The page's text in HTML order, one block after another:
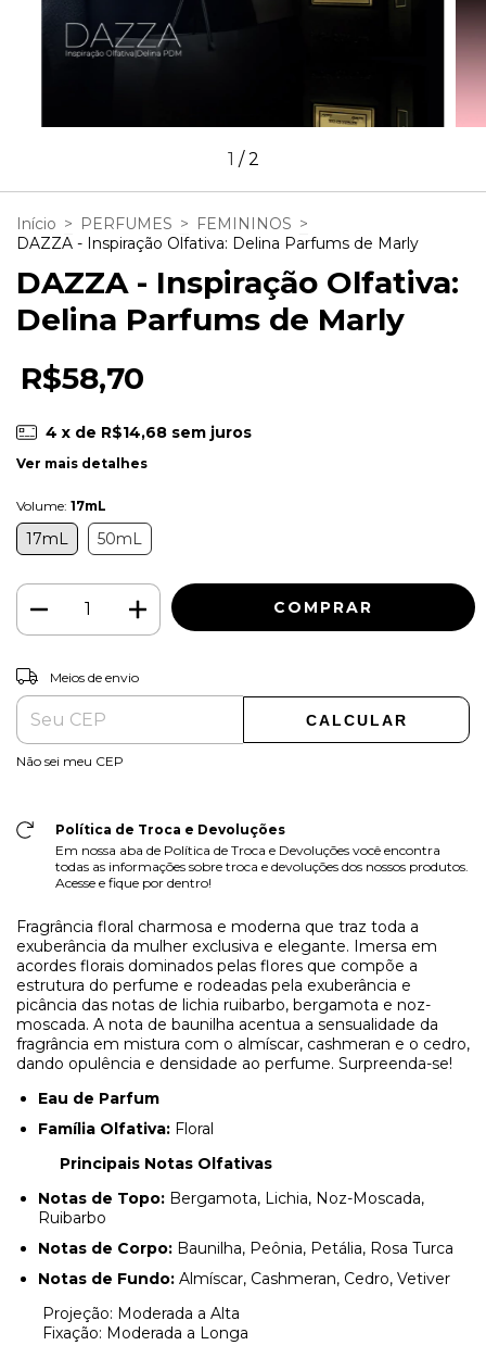
1 /2
Início > PERFUMES > FEMININOS >
DAZZA - Inspiração Olfativa: Delina Parfums de Marly
DAZZA - Inspiração Olfativa:
Delina Parfums de Marly
R$58,70
4 x de R$14,68 sem juros
Ver mais detalhes
Volume: 17mL
17mL 50mL
Entregas para o CEP:
Meios de envio
CALCULAR
Não sei meu CEP
Política de Troca e Devoluções
Em nossa aba de Política de Troca e Devoluções você encontra
todas as informações sobre troca e devoluções dos nossos produtos.
Acesse e fique por dentro!
Fragrância floral charmosa e moderna que traz toda a
exuberância da mulher exclusiva e elegante. Imersa em
acordes florais dominados pelas flores que compõe a
estrutura do perfume e rodeadas pela exuberância e
picância das notas de lichia ruibarbo, bergamota e noz-
moscada. A nota de baunilha acentua a sensualidade da
fragrância em mistura com o almíscar, cashmeran e o cedro,
dando opulência e densidade ao perfume. Surpreenda-se!
Eau de Parfum
Família Olfativa: Floral
Principais Notas Olfativas
Notas de Topo: Bergamota, Lichia, Noz-Moscada,
Ruibarbo
Notas de Corpo: Baunilha, Peônia, Petália, Rosa Turca
Notas de Fundo: Almíscar, Cashmeran, Cedro, Vetiver
Projeção: Moderada a Alta
Fixação: Moderada a Longa